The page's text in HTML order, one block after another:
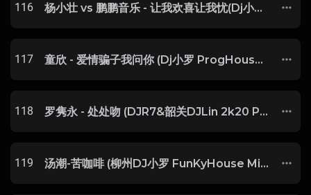
116 杨小壮 vs 鹏鹏音乐 - 让我欢喜让我忧(Dj小罗 VinaHouse Rmx 2023)-玖零DJ整理♪♫
117 童欣 - 爱情骗子我问你 (Dj小罗 ProgHouse Mix) 闽南语-玖零DJ整理♪♫
118 罗隽永 - 处处吻 (DJR7&韶关DJLin 2k20 ProgHouse Mix)
119 汤潮-苦咖啡 (柳州DJ小罗 FunKyHouse Mix)